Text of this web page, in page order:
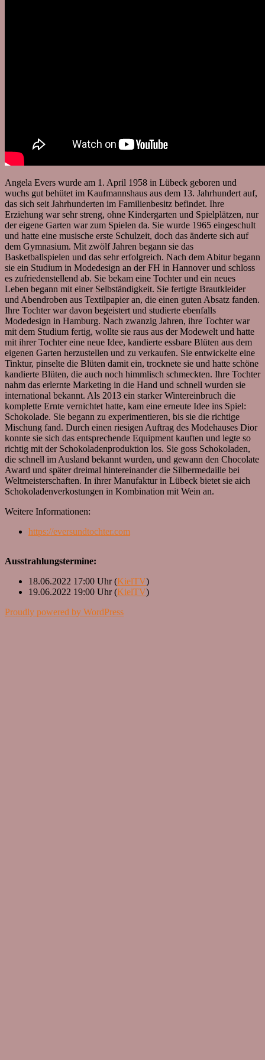
Angela Evers wurde am 1. April 1958 in Lübeck geboren und
wuchs gut behütet im Kaufmannshaus aus dem 13. Jahrhundert auf,
das sich seit Jahrhunderten im Familienbesitz befindet. Ihre
Erziehung war sehr streng, ohne Kindergarten und Spielplätzen, nur
der eigene Garten war zum Spielen da. Sie wurde 1965 eingeschult
und hatte eine musische erste Schulzeit, doch das änderte sich auf
dem Gymnasium. Mit zwölf Jahren begann sie das
Basketballspielen und das sehr erfolgreich. Nach dem Abitur begann
sie ein Studium in Modedesign an der FH in Hannover und schloss
es zufriedenstellend ab. Sie bekam eine Tochter und ein neues
Leben begann mit einer Selbständigkeit. Sie fertigte Brautkleider
und Abendroben aus Textilpapier an, die einen guten Absatz fanden.
Ihre Tochter war davon begeistert und studierte ebenfalls
Modedesign in Hamburg. Nach zwanzig Jahren, ihre Tochter war
mit dem Studium fertig, wollte sie raus aus der Modewelt und hatte
mit ihrer Tochter eine neue Idee, kandierte essbare Blüten aus dem
eigenen Garten herzustellen und zu verkaufen. Sie entwickelte eine
Tinktur, pinselte die Blüten damit ein, trocknete sie und hatte schöne
kandierte Blüten, die auch noch himmlisch schmeckten. Ihre Tochter
nahm das erlernte Marketing in die Hand und schnell wurden sie
international bekannt. Als 2013 ein starker Wintereinbruch die
komplette Ernte vernichtet hatte, kam eine erneute Idee ins Spiel:
Schokolade. Sie begann zu experimentieren, bis sie die richtige
Mischung fand. Durch einen riesigen Auftrag des Modehauses Dior
konnte sie sich das entsprechende Equipment kauften und legte so
richtig mit der Schokoladenproduktion los. Sie goss Schokoladen,
die schnell im Ausland bekannt wurden, und gewann den Chocolate
Award und später dreimal hintereinander die Silbermedaille bei
Weltmeisterschaften. In ihrer Manufaktur in Lübeck bietet sie aich
Schokoladenverkostungen in Kombination mit Wein an.
Weitere Informationen:
https://eversundtochter.com
Ausstrahlungstermine:
18.06.2022 17:00 Uhr (KielTV)
19.06.2022 19:00 Uhr (KielTV)
Proudly powered by WordPress